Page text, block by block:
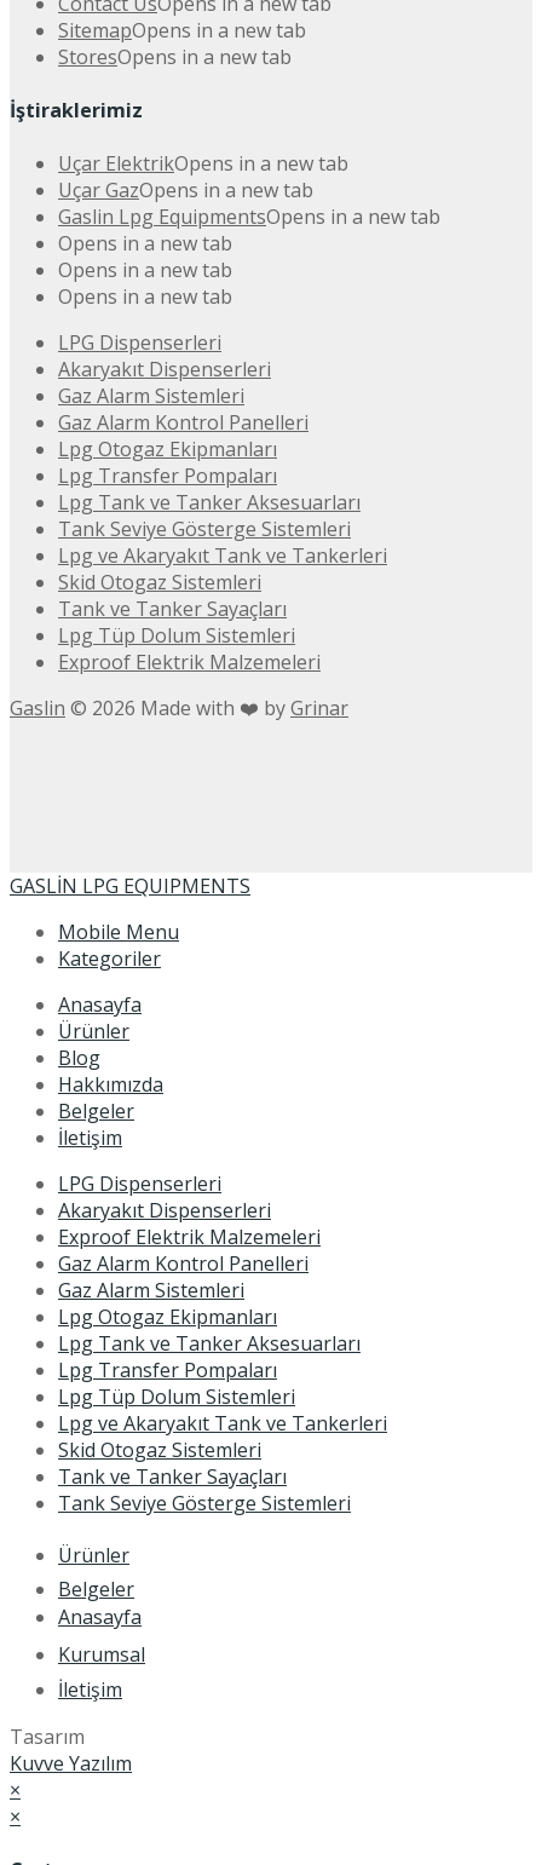
SitemapOpens in a new tab
StoresOpens in a new tab
İştiraklerimiz
Uçar ElektrikOpens in a new tab
Uçar GazOpens in a new tab
Gaslin Lpg EquipmentsOpens in a new tab
Opens in a new tab
Opens in a new tab
Opens in a new tab
LPG Dispenserleri
Akaryakıt Dispenserleri
Gaz Alarm Sistemleri
Gaz Alarm Kontrol Panelleri
Lpg Otogaz Ekipmanları
Lpg Transfer Pompaları
Lpg Tank ve Tanker Aksesuarları
Tank Seviye Gösterge Sistemleri
Lpg ve Akaryakıt Tank ve Tankerleri
Skid Otogaz Sistemleri
Tank ve Tanker Sayaçları
Lpg Tüp Dolum Sistemleri
Exproof Elektrik Malzemeleri
Gaslin © 2026 Made with ❤️ byGrinar
GASLİN LPG EQUIPMENTS
Mobile Menu
Kategoriler
Anasayfa
Ürünler
Blog
Hakkımızda
Belgeler
İletişim
LPG Dispenserleri
Akaryakıt Dispenserleri
Exproof Elektrik Malzemeleri
Gaz Alarm Kontrol Panelleri
Gaz Alarm Sistemleri
Lpg Otogaz Ekipmanları
Lpg Tank ve Tanker Aksesuarları
Lpg Transfer Pompaları
Lpg Tüp Dolum Sistemleri
Lpg ve Akaryakıt Tank ve Tankerleri
Skid Otogaz Sistemleri
Tank ve Tanker Sayaçları
Tank Seviye Gösterge Sistemleri
Ürünler
Belgeler
Anasayfa
Kurumsal
İletişim
Tasarım
Kuvve Yazılım
×
×